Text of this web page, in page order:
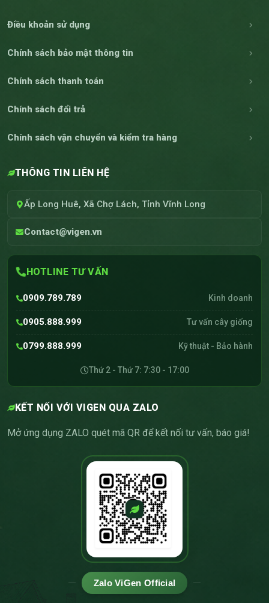
Điều khoản sử dụng
Chính sách bảo mật thông tin
Chính sách thanh toán
Chính sách đổi trả
Chính sách vận chuyển và kiểm tra hàng
THÔNG TIN LIÊN HỆ
Ấp Long Huê, Xã Chợ Lách, Tỉnh Vĩnh Long
Contact@vigen.vn
HOTLINE TƯ VẤN
0909.789.789 Kinh doanh
0905.888.999 Tư vấn cây giống
0799.888.999 Kỹ thuật - Bảo hành
Thứ 2 - Thứ 7: 7:30 - 17:00
KẾT NỐI VỚI VIGEN QUA ZALO
Mở ứng dụng ZALO quét mã QR để kết nối tư vấn, báo giá!
Zalo ViGen Official